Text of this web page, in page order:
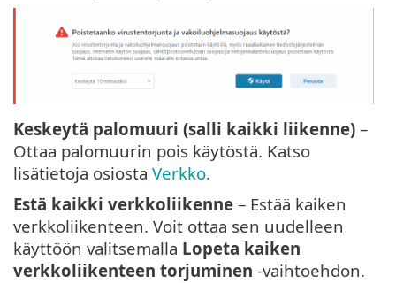
Keskeytä palomuuri (salli kaikki liikenne) –
Ottaa palomuurin pois käytöstä. Katso
lisätietoja osiosta Verkko.
Estä kaikki verkkoliikenne – Estää kaiken
verkkoliikenteen. Voit ottaa sen uudelleen
käyttöön valitsemalla Lopeta kaiken
verkkoliikenteen torjuminen -vaihtoehdon.